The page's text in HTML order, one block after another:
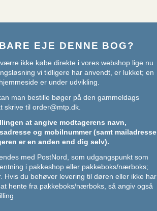
EJE DENNE BOG?
ikke købe direkte i vores webshop lige nu
vi tidligere har anvendt, er lukket; en
er under udvikling.
man bestille bøger på den gammeldags
skrive til order@mtp.dk.
at angive modtagerens navn,
og mobilnummer (samt mailadresse
er en anden end dig selv).
med PostNord, som udgangspunkt som
i pakkeshop eller pakkeboks/nærboks;
. Hvis du behøver levering til døren eller ikke har
hente fra pakkeboks/nærboks, så angiv også